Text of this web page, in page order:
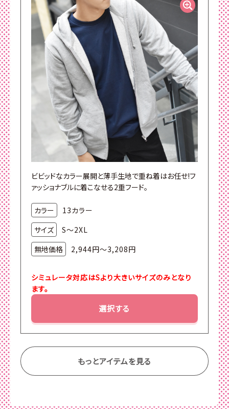
ビビッドなカラー展開と薄手生地で重ね着はお任せ!フ
ァッショナブルに着こなせる2重フード。
カラー
13カラー
サイズ
S～2XL
無地価格
2,944円～3,208円
シミュレータ対応はSより大きいサイズのみとなり
ます。
選択する
もっとアイテムを見る